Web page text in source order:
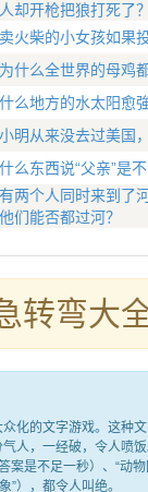
人却开枪把狼打死了？
卖火柴的小女孩如果
为什么全世界的母鸡
什么地方的水太阳愈
小明从来没去过美国
什么东西说“父亲”是
有两个人同时来到了
他们能否都过河？
转弯大
的文字游戏。这种文
人，一经破，令人喷
案是不足一秒）、“动
”），都令人叫绝。